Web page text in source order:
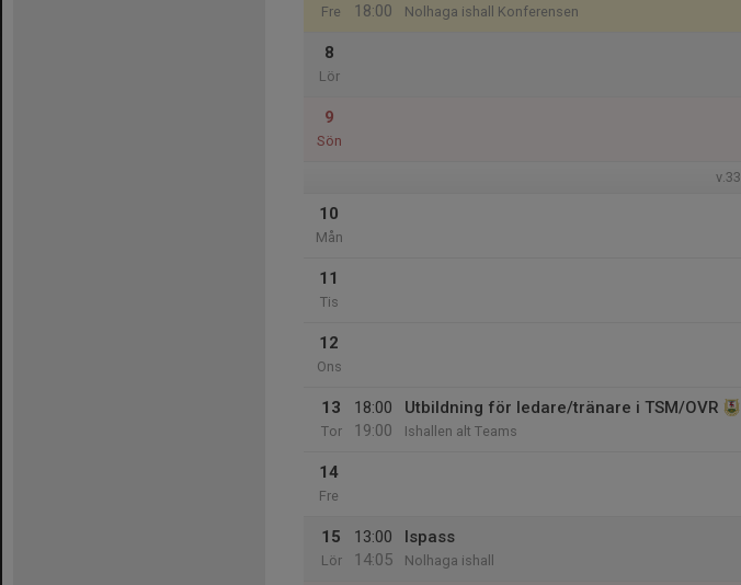
Fre
18:00
Nolhaga ishall Konferensen
8
Lör
9
Sön
v.33
10
Mån
11
Tis
12
Ons
13
Tor
18:00
19:00
Utbildning för ledare/tränare i TSM/OVR
Ishallen alt Teams
14
Fre
15
Lör
13:00
14:05
Ispass
Nolhaga ishall